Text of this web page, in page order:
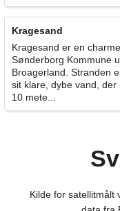
Kragesand
Kragesand er en
Sønderborg Kommune
Broagerland. Stranden
sit klare, dybe vand,
10 mete...
Kilde for satellitmålt